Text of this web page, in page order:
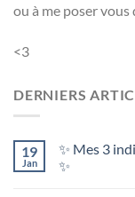
ou à me poser vous
<3
DERNIERS
19
Jan
✨ Mes 3
✨